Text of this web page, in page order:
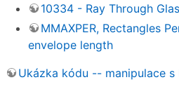
10334 - Ray Through
MMAXPER, Rectangles
envelope length
Ukázka kódu -- manipulace s